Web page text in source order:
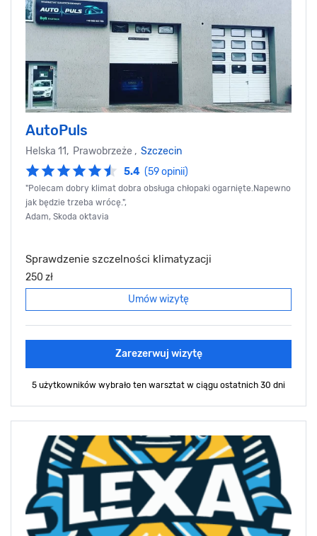
AutoPuls
Helska 11, Prawobrzeże , Szczecin
5.4 (59 opinii)
"Polecam dobry klimat dobra obsługa chłopaki ogarnięte.Napewno
jak będzie trzeba wrócę.",
Adam, Skoda oktavia
Sprawdzenie szczelności klimatyzacji
250 zł
Umów wizytę
Zarezerwuj wizytę
5 użytkowników wybrało ten warsztat w ciągu ostatnich 30 dni